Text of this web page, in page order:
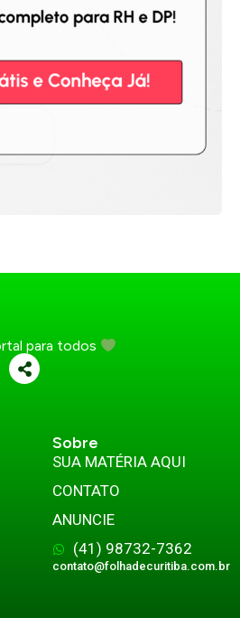
para todos
Sobre
SUA MATÉRIA AQUI
CONTATO
ANUNCIE
(41) 98732-7362
contato@folhadecuritiba.com.br